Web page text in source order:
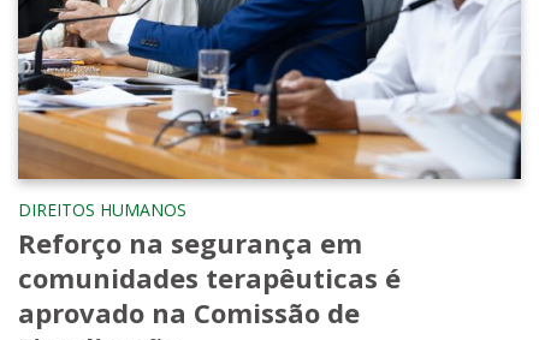
DIREITOS HUMANOS
Reforço na segurança em
comunidades terapêuticas é
aprovado na Comissão de